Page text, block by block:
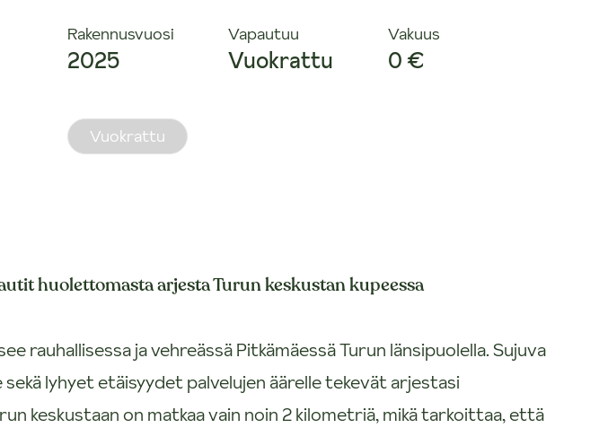
Rakennusvuosi
2025
Vapautuu
Vuokrattu
Vakuus
0 €
Vuokrattu
huolettomasta arjesta Turun keskustan kupeessa
rauhallisessa ja vehreässä Pitkämäessä Turun länsipuolella. Sujuva
sekä lyhyet etäisyydet palvelujen äärelle tekevät arjestasi
keskustaan on matkaa vain noin 2 kilometriä, mikä tarkoittaa, että